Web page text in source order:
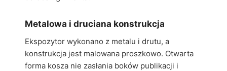
Metalowa i druciana konstrukcja
Ekspozytor wykonano z metalu i drutu, a
konstrukcja jest malowana proszkowo. Otwarta
forma kosza nie zasłania boków publikacji i